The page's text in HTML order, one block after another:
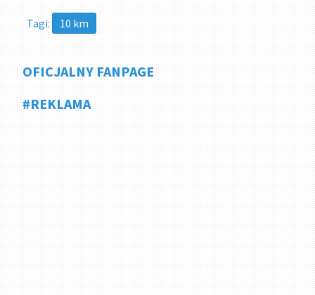
Tagi: 10 km
OFICJALNY FANPAGE
#REKLAMA